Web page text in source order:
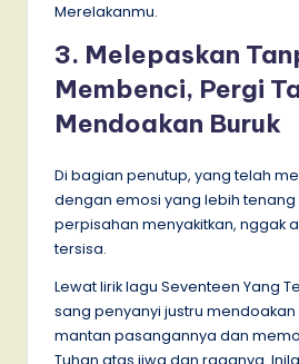
Merelakanmu.
3. Melepaskan
Membenci, Pergi
Mendoakan Buruk
Di bagian penutup, yang telah
dengan emosi yang lebih tenang
perpisahan menyakitkan, nggak
tersisa.
Lewat lirik lagu Seventeen Yang
sang penyanyi justru
mantan pasangannya dan
Tuhan atas jiwa dan raganya.